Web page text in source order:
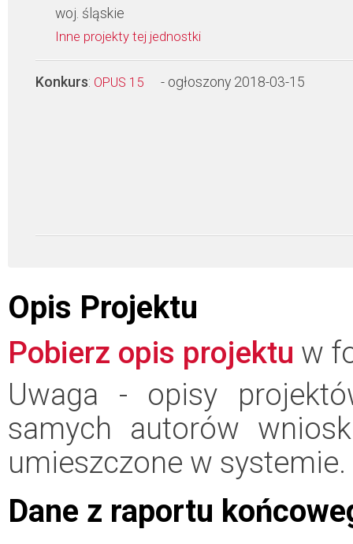
woj. śląskie
Inne projekty tej jednostki
Konkurs: OPUS 15 - ogłoszony 2018-03-15
Opis Projektu
Pobierz opis projektu w
Uwaga - opisy
samych autorów
umieszczone w systemie.
Dane z raportu